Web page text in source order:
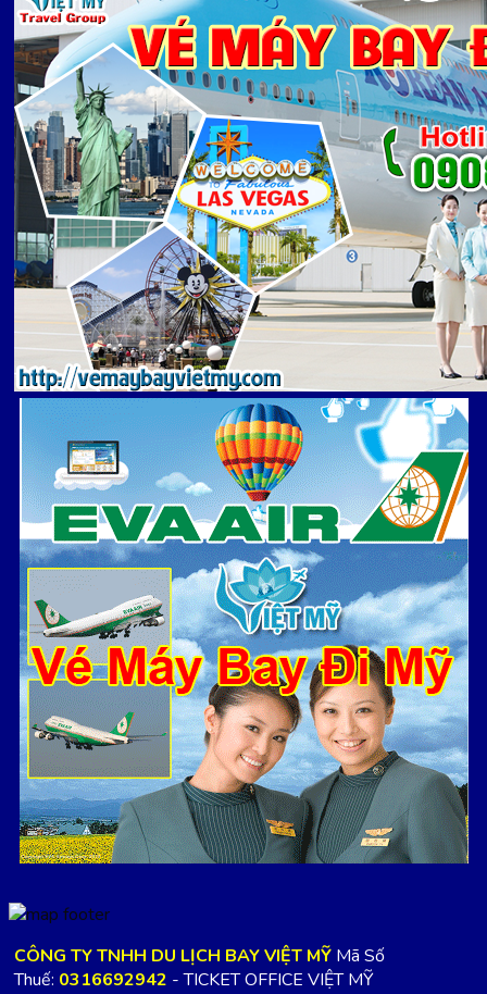
CÔNG TY TNHH DU LỊCH BAY VIỆT MỸ Mã Số
Thuế: 0316692942 - TICKET OFFICE VIỆT MỸ